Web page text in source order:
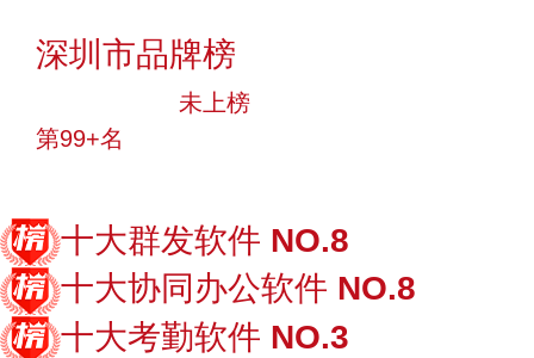
深圳市品牌榜
未上榜
第99+名
十大群发软件 NO.8
十大协同办公软件 NO.8
十大考勤软件 NO.3